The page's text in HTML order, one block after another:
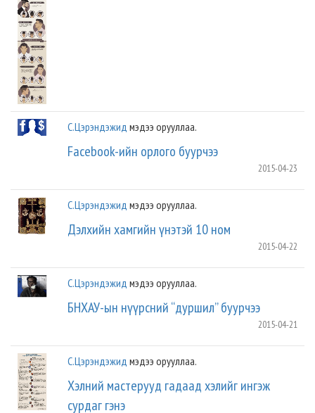
С.Цэрэндэжид мэдээ орууллаа.
Facebook-ийн орлого буурчээ
2015-04-23
С.Цэрэндэжид мэдээ орууллаа.
Дэлхийн хамгийн үнэтэй 10 ном
2015-04-22
С.Цэрэндэжид мэдээ орууллаа.
БНХАУ-ын нүүрсний “дуршил” буурчээ
2015-04-21
С.Цэрэндэжид мэдээ орууллаа.
Хэлний мастерууд гадаад хэлийг ингэж
сурдаг гэнэ